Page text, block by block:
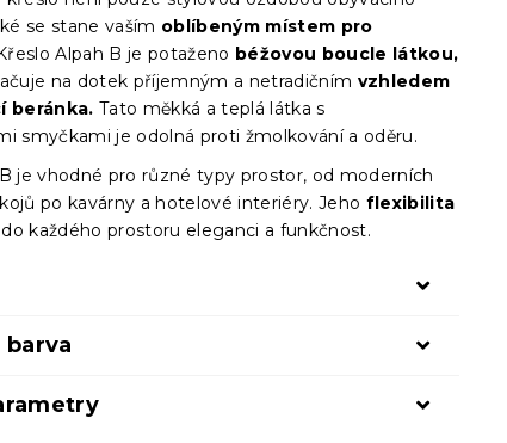
se stane vaším oblíbeným místem pro
Alpah B je potaženo béžovou boucle látkou,
na dotek příjemným a netradičním vzhledem
beránka. Tato měkká a teplá látka s
smyčkami je odolná proti žmolkování a oděru.
je vhodné pro různé typy prostor, od moderních
po kavárny a hotelové interiéry. Jeho flexibilita
každého prostoru eleganci a funkčnost.
barva